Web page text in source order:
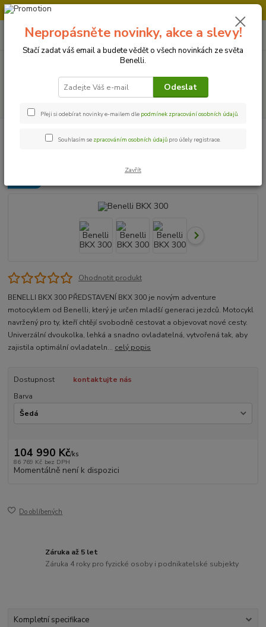
+420 728 500 481
Po-Pá 8:00 - 17:00
0
za0 Kč
Ohodnotit produkt
BENELLI BKX 300 PŘEDSTAVENÍ BKX 300 je novým adventure
motocyklem od Benelli, který je určen mladší generaci jezdců. Motocykl
navržený pro ty, kteří chtějí svobodně cestovat a objevovat nové cesty.
Univerzální dvoukolka, lehká a snadno ovladatelná, vytvořená tak, aby
zajistila optimální ovladateln... celý popis
Dostupnost
kontaktujte nás
Barva
104 990 Kč/ks
86 769 Kč bez DPH
Momentálně není k dispozici
Do oblíbených
Záruka až 5 let
Záruka 4 roky pro fyzické osoby i podnikatelské subjekty
Kompletní specifikace
Nepropásněte novinky, akce a slevy!
Stačí zadat váš email a budete vědět o všech novinkách ze světa
Benelli.
Odeslat
Přeji si odebírat novinky e-mailem dle podmínek zpracování osobních údajů.
Souhlasím se zpracováním osobních údajů pro účely registrace.
Zavřít